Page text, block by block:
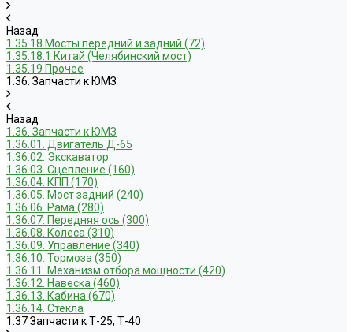
Назад
1.35.18 Мосты передний и задний (72)
1.35.18.1 Китай (Челябинский мост)
1.35.19 Прочее
1.36. Запчасти к ЮМЗ
Назад
1.36. Запчасти к ЮМЗ
1.36.01. Двигатель Д-65
1.36.02. Экскаватор
1.36.03. Сцепление (160)
1.36.04. КПП (170)
1.36.05. Мост задний (240)
1.36.06. Рама (280)
1.36.07. Передняя ось (300)
1.36.08. Колеса (310)
1.36.09. Управление (340)
1.36.10. Тормоза (350)
1.36.11. Механизм отбора мощности (420)
1.36.12. Навеска (460)
1.36.13. Кабина (670)
1.36.14. Стекла
1.37 Запчасти к Т-25, Т-40